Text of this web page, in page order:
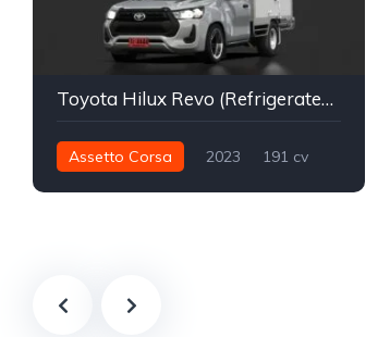
Toyota Hilux Revo (Refrigerated truck)
Assetto Corsa 2023
191 cv